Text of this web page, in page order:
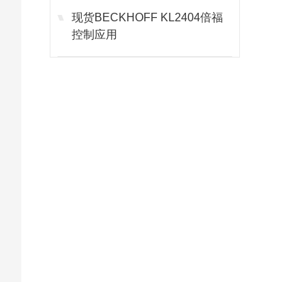
现货BECKHOFF KL2404倍福
控制应用